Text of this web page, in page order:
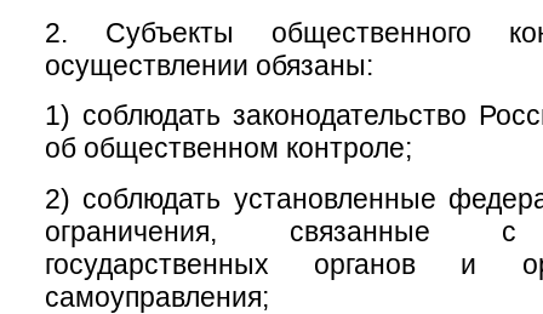
2. Субъекты общественного
осуществлении обязаны:
1) соблюдать законодательство
об общественном контроле;
2) соблюдать установленные
ограничения, связанные с
государственных органов и
самоуправления;